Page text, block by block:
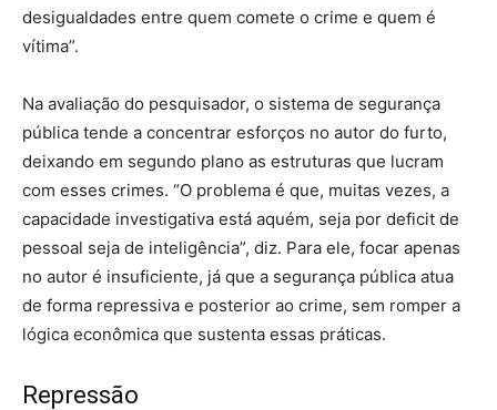
desigualdades entre quem comete o crime e quem é
vítima”.
Na avaliação do pesquisador, o sistema de segurança
pública tende a concentrar esforços no autor do furto,
deixando em segundo plano as estruturas que lucram
com esses crimes. “O problema é que, muitas vezes, a
capacidade investigativa está aquém, seja por deficit de
pessoal seja de inteligência”, diz. Para ele, focar apenas
no autor é insuficiente, já que a segurança pública atua
de forma repressiva e posterior ao crime, sem romper a
lógica econômica que sustenta essas práticas.
Repressão